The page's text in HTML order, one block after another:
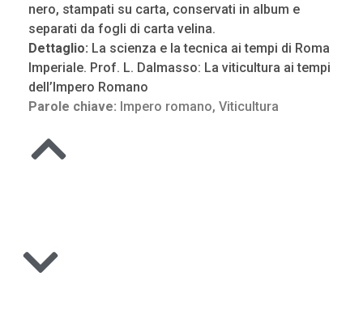
nero, stampati su carta, conservati in album e
separati da fogli di carta velina.
Dettaglio: La scienza e la tecnica ai tempi di Roma
Imperiale. Prof. L. Dalmasso: La viticultura ai tempi
dell’Impero Romano
Parole chiave: Impero romano, Viticultura